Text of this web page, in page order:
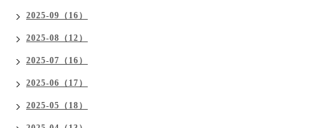
2025-09（16）
2025-08（12）
2025-07（16）
2025-06（17）
2025-05（18）